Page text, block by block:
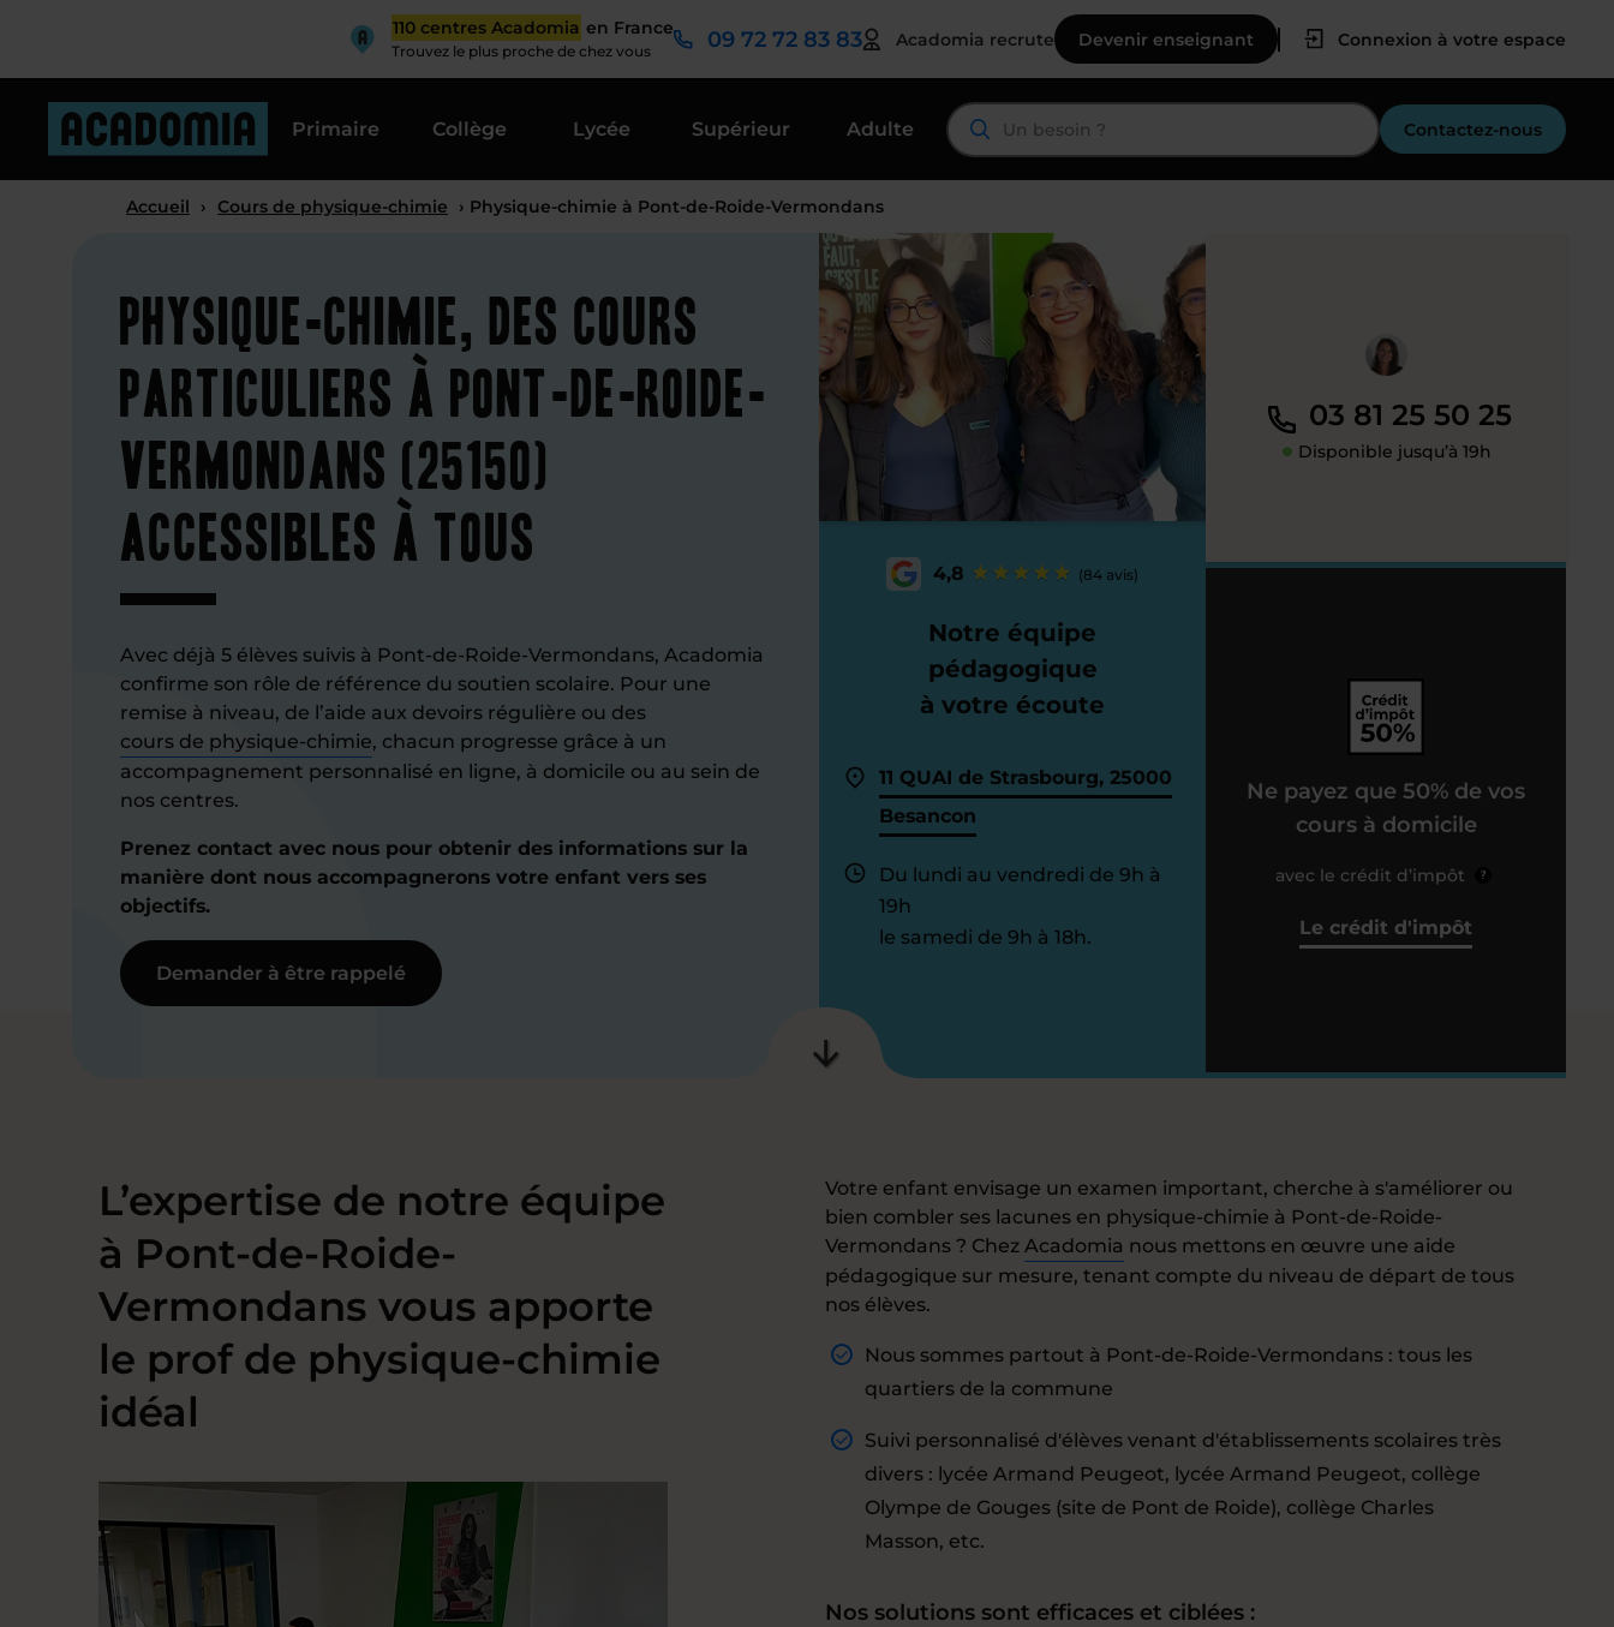
110 centres Acadomia en France
Trouvez le plus proche de chez vous 09 72 72 83 83 Acadomia recrute Devenir enseignant Connexion à votre espace
Primaire Collège Lycée Supérieur Adulte Contactez-nous
Accueil › Cours de physique-chimie › Physique-chimie à Pont-de-Roide-Vermondans
Physique-chimie, des cours
particuliers à Pont-de-Roide-
Vermondans (25150)
accessibles à tous
Avec déjà 5 élèves suivis à Pont-de-Roide-Vermondans, Acadomia
confirme son rôle de référence du soutien scolaire. Pour une
remise à niveau, de l’aide aux devoirs régulière ou des
cours de physique-chimie, chacun progresse grâce à un
accompagnement personnalisé en ligne, à domicile ou au sein de
nos centres.
Prenez contact avec nous pour obtenir des informations sur la
manière dont nous accompagnerons votre enfant vers ses
objectifs.
Demander à être rappelé
4,8 (84 avis)
Notre équipe
pédagogique
à votre écoute
11 QUAI de Strasbourg, 25000
Besancon
Du lundi au vendredi de 9h à
19h
le samedi de 9h à 18h.
03 81 25 50 25
Disponible jusqu’à 19h
Ne payez que 50% de vos
cours à domicile
avec le crédit d’impôt ?
Le crédit d'impôt
L’expertise de notre équipe
à Pont-de-Roide-
Vermondans vous apporte
le prof de physique-chimie
idéal
Votre enfant envisage un examen important, cherche à s'améliorer ou
bien combler ses lacunes en physique-chimie à Pont-de-Roide-
Vermondans ? Chez Acadomia nous mettons en œuvre une aide
pédagogique sur mesure, tenant compte du niveau de départ de tous
nos élèves.
Nous sommes partout à Pont-de-Roide-Vermondans : tous les
quartiers de la commune
Suivi personnalisé d'élèves venant d'établissements scolaires très
divers : lycée Armand Peugeot, lycée Armand Peugeot, collège
Olympe de Gouges (site de Pont de Roide), collège Charles
Masson, etc.
Nos solutions sont efficaces et ciblées :